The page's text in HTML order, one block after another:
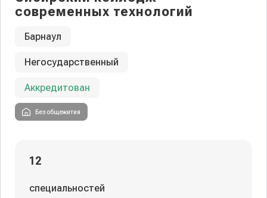
современных технологий
Барнаул
Негосударственный
Аккредитован
Без общежития
12
специальностей